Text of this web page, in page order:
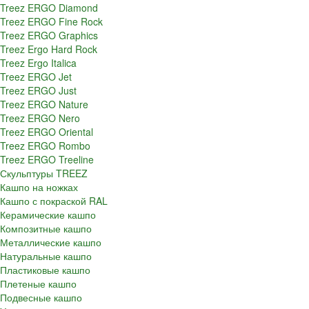
Treez ERGO Diamond
Treez ERGO Fine Rock
Treez ERGO Graphics
Treez Ergo Hard Rock
Treez Ergo Italica
Treez ERGO Jet
Treez ERGO Just
Treez ERGO Nature
Treez ERGO Nero
Treez ERGO Oriental
Treez ERGO Rombo
Treez ERGO Treeline
Скульптуры TREEZ
Кашпо на ножках
Кашпо с покраской RAL
Керамические кашпо
Композитные кашпо
Металлические кашпо
Натуральные кашпо
Пластиковые кашпо
Плетеные кашпо
Подвесные кашпо